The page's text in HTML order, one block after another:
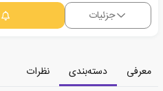
جزئیات
معرفی دسته‌بندی
نظرات